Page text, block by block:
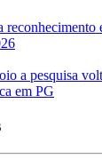
reconhecimento
a pesquisa
em PG